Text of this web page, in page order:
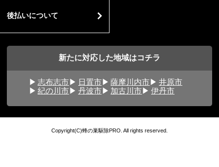
後払いについて
新たに対応した地域はコチラ
志布志市 日置市 薩摩川内市
井原市
紀の川市
丹波市 加古川市 伊丹市
Copyright(C)蜂の巣駆除PRO. All rights reserved.